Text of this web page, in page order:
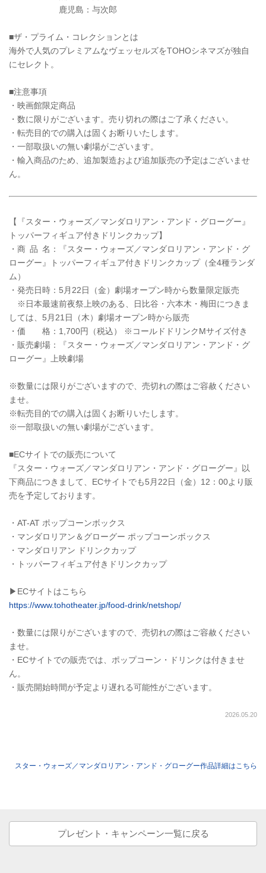
鹿児島：与次郎
■ザ・プライム・コレクションとは
海外で人気のプレミアムなヴェッセルズをTOHOシネマズが独自
にセレクト。
■注意事項
・映画館限定商品
・数に限りがございます。売り切れの際はご了承ください。
・転売目的での購入は固くお断りいたします。
・一部取扱いの無い劇場がございます。
・輸入商品のため、追加製造および追加販売の予定はございませ
ん。
【『スター・ウォーズ／マンダロリアン・アンド・グローグー』
トッパーフィギュア付きドリンクカップ】
・商 品 名：『スター・ウォーズ／マンダロリアン・アンド・グ
ローグー』トッパーフィギュア付きドリンクカップ（全4種ランダ
ム）
・発売日時：5月22日（金）劇場オープン時から数量限定販売
※日本最速前夜祭上映のある、日比谷・六本木・梅田につきま
しては、5月21日（木）劇場オープン時から販売
・価 格：1,700円（税込） ※コールドドリンクMサイズ付き
・販売劇場：『スター・ウォーズ／マンダロリアン・アンド・グ
ローグー』上映劇場
※数量には限りがございますので、売切れの際はご容赦ください
ませ。
※転売目的での購入は固くお断りいたします。
※一部取扱いの無い劇場がございます。
■ECサイトでの販売について
『スター・ウォーズ／マンダロリアン・アンド・グローグー』以
下商品につきまして、ECサイトでも5月22日（金）12：00より販
売を予定しております。
・AT-AT ポップコーンボックス
・マンダロリアン＆グローグー ポップコーンボックス
・マンダロリアン ドリンクカップ
・トッパーフィギュア付きドリンクカップ
▶ECサイトはこちら
https://www.tohotheater.jp/food-drink/netshop/
・数量には限りがございますので、売切れの際はご容赦ください
ませ。
・ECサイトでの販売では、ポップコーン・ドリンクは付きませ
ん。
・販売開始時間が予定より遅れる可能性がございます。
2026.05.20
スター・ウォーズ／マンダロリアン・アンド・グローグー作品詳細はこちら
プレゼント・キャンペーン一覧に戻る